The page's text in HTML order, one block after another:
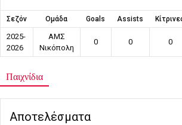
Σεζόν Ομάδα Goals Assists
2025-
2026
ΑΜΣ
Νικόπολη
0 0 0
Παιχνίδια
Αποτελέσματα